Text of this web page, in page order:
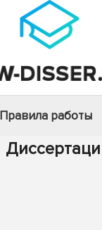
Правила работы